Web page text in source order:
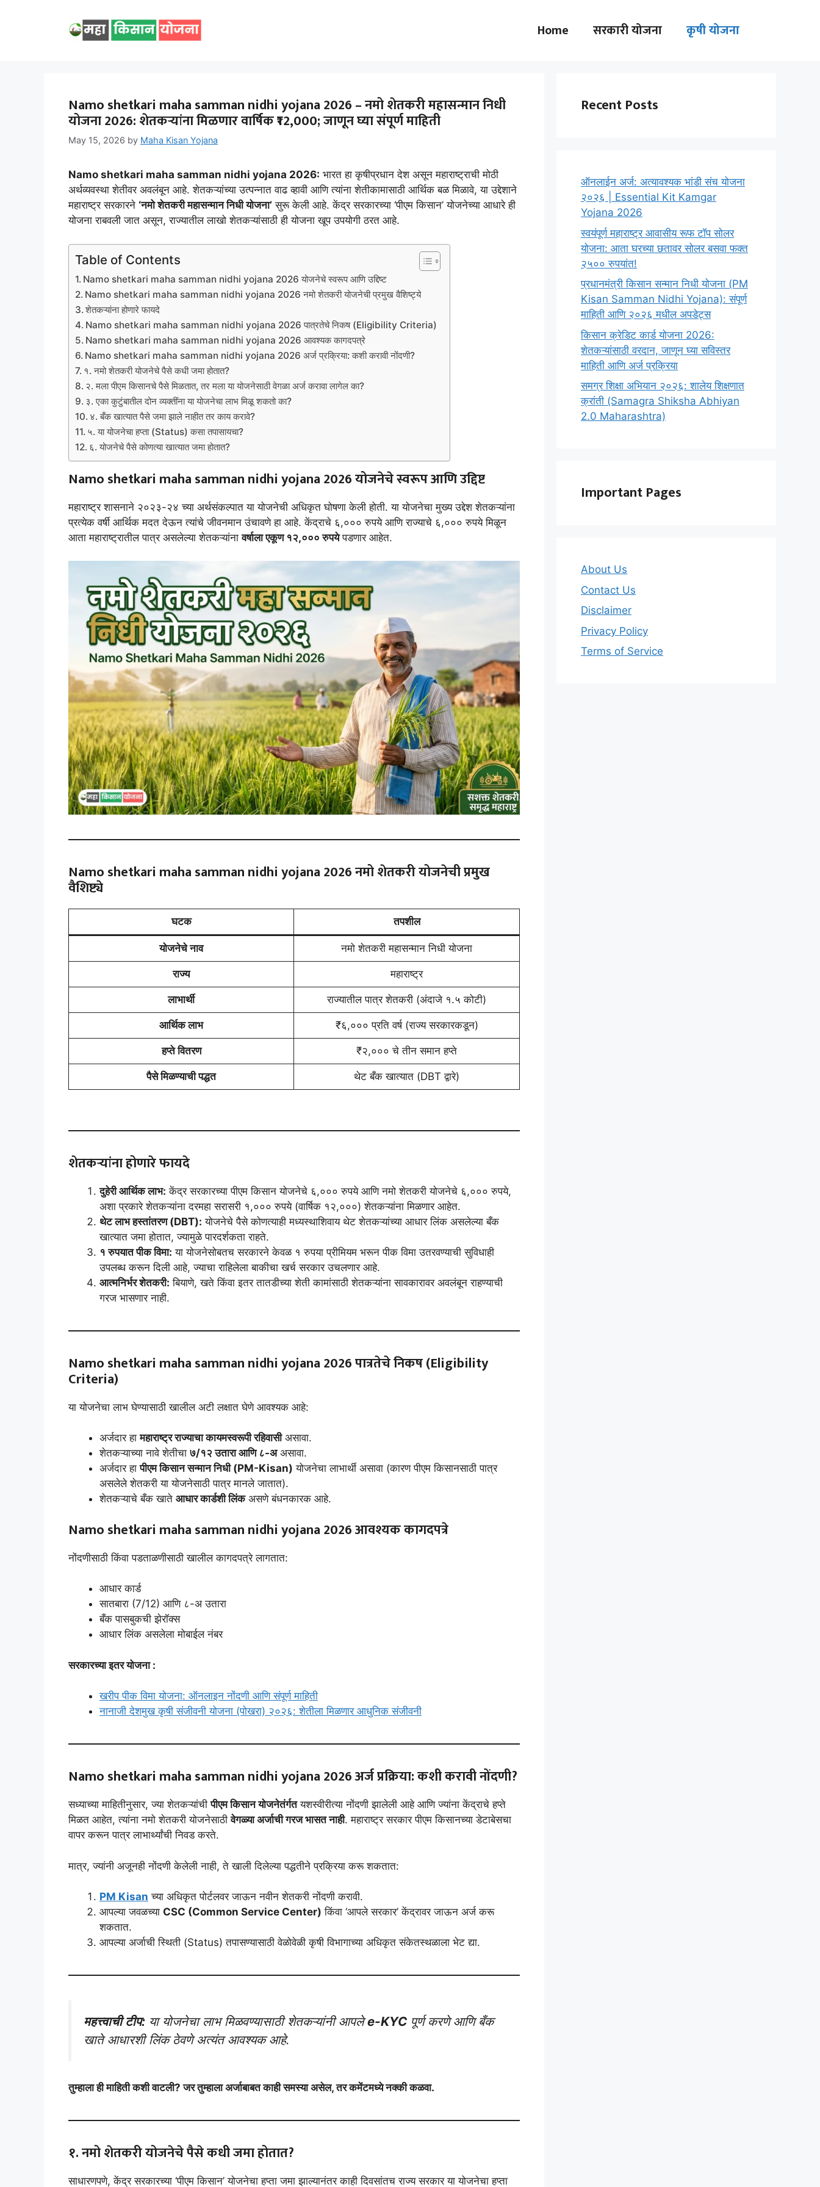
Home सरकारी योजना कृषी योजना
Namo shetkari maha samman nidhi yojana 2026 – नमो शेतकरी महासन्मान निधी
योजना 2026: शेतकऱ्यांना मिळणार वार्षिक ₹12,000; जाणून घ्या संपूर्ण माहिती
May 15, 2026 by Maha Kisan Yojana
Namo shetkari maha samman nidhi yojana 2026: भारत हा कृषीप्रधान देश असून महाराष्ट्राची मोठी
अर्थव्यवस्था शेतीवर अवलंबून आहे. शेतकऱ्यांच्या उत्पन्नात वाढ व्हावी आणि त्यांना शेतीकामासाठी आर्थिक बळ मिळावे, या उद्देशाने
महाराष्ट्र सरकारने ‘नमो शेतकरी महासन्मान निधी योजना’ सुरू केली आहे. केंद्र सरकारच्या ‘पीएम किसान’ योजनेच्या आधारे ही
योजना राबवली जात असून, राज्यातील लाखो शेतकऱ्यांसाठी ही योजना खूप उपयोगी ठरत आहे.
Table of Contents
Namo shetkari maha samman nidhi yojana 2026 योजनेचे स्वरूप आणि उद्दिष्ट
Namo shetkari maha samman nidhi yojana 2026 नमो शेतकरी योजनेची प्रमुख वैशिष्ट्ये
शेतकऱ्यांना होणारे फायदे
Namo shetkari maha samman nidhi yojana 2026 पात्रतेचे निकष (Eligibility Criteria)
Namo shetkari maha samman nidhi yojana 2026 आवश्यक कागदपत्रे
Namo shetkari maha samman nidhi yojana 2026 अर्ज प्रक्रिया: कशी करावी नोंदणी?
१. नमो शेतकरी योजनेचे पैसे कधी जमा होतात?
२. मला पीएम किसानचे पैसे मिळतात, तर मला या योजनेसाठी वेगळा अर्ज करावा लागेल का?
३. एका कुटुंबातील दोन व्यक्तींना या योजनेचा लाभ मिळू शकतो का?
४. बँक खात्यात पैसे जमा झाले नाहीत तर काय करावे?
५. या योजनेचा हप्ता (Status) कसा तपासायचा?
६. योजनेचे पैसे कोणत्या खात्यात जमा होतात?
Namo shetkari maha samman nidhi yojana 2026योजनेचे स्वरूप आणि उद्दिष्ट
महाराष्ट्र शासनाने २०२३-२४ च्या अर्थसंकल्पात या योजनेची अधिकृत घोषणा केली होती. या योजनेचा मुख्य उद्देश शेतकऱ्यांना
प्रत्येक वर्षी आर्थिक मदत देऊन त्यांचे जीवनमान उंचावणे हा आहे. केंद्राचे ६,००० रुपये आणि राज्याचे ६,००० रुपये मिळून
आता महाराष्ट्रातील पात्र असलेल्या शेतकऱ्यांनावर्षाला एकूण १२,००० रुपयेपडणार आहेत.
Namo shetkari maha samman nidhi yojana 2026नमो शेतकरी योजनेची प्रमुख
वैशिष्ट्ये
घटक तपशील
योजनेचे नाव नमो शेतकरी महासन्मान निधी योजना
राज्य महाराष्ट्र
लाभार्थी राज्यातील पात्र शेतकरी (अंदाजे १.५ कोटी)
आर्थिक लाभ ₹६,००० प्रति वर्ष (राज्य सरकारकडून)
हप्ते वितरण ₹२,००० चे तीन समान हप्ते
पैसे मिळण्याची पद्धत थेट बँक खात्यात (DBT द्वारे)
शेतकऱ्यांना होणारे फायदे
दुहेरी आर्थिक लाभ: केंद्र सरकारच्या पीएम किसान योजनेचे ६,००० रुपये आणि नमो शेतकरी योजनेचे ६,००० रुपये,
अशा प्रकारे शेतकऱ्यांना दरमहा सरासरी १,००० रुपये (वार्षिक १२,०००) शेतकऱ्यांना मिळणार आहेत.
थेट लाभ हस्तांतरण (DBT): योजनेचे पैसे कोणत्याही मध्यस्थाशिवाय थेट शेतकऱ्यांच्या आधार लिंक असलेल्या बँक
खात्यात जमा होतात, ज्यामुळे पारदर्शकता राहते.
१ रुपयात पीक विमा: या योजनेसोबतच सरकारने केवळ १ रुपया प्रीमियम भरून पीक विमा उतरवण्याची सुविधाही
उपलब्ध करून दिली आहे, ज्याचा राहिलेला बाकीचा खर्च सरकार उचलणार आहे.
आत्मनिर्भर शेतकरी: बियाणे, खते किंवा इतर तातडीच्या शेती कामांसाठी शेतकऱ्यांना सावकारावर अवलंबून राहण्याची
गरज भासणार नाही.
Namo shetkari maha samman nidhi yojana 2026पात्रतेचे निकष (Eligibility
Criteria)
या योजनेचा लाभ घेण्यासाठी खालील अटी लक्षात घेणे आवश्यक आहे:
अर्जदार हामहाराष्ट्र राज्याचा कायमस्वरूपी रहिवासीअसावा.
शेतकऱ्याच्या नावे शेतीचा ७/१२ उतारा आणि ८-अअसावा.
अर्जदार हापीएम किसान सन्मान निधी (PM-Kisan) योजनेचा लाभार्थी असावा (कारण पीएम किसानसाठी पात्र
असलेले शेतकरी या योजनेसाठी पात्र मानले जातात).
शेतकऱ्याचे बँक खाते आधार कार्डशी लिंकअसणे बंधनकारक आहे.
Namo shetkari maha samman nidhi yojana 2026आवश्यक कागदपत्रे
नोंदणीसाठी किंवा पडताळणीसाठी खालील कागदपत्रे लागतात:
आधार कार्ड
सातबारा (7/12) आणि ८-अ उतारा
बँक पासबुकची झेरॉक्स
आधार लिंक असलेला मोबाईल नंबर
सरकारच्या इतर योजना :
खरीप पीक विमा योजना: ऑनलाइन नोंदणी आणि संपूर्ण माहिती
नानाजी देशमुख कृषी संजीवनी योजना (पोखरा) २०२६: शेतीला मिळणार आधुनिक संजीवनी
Namo shetkari maha samman nidhi yojana 2026अर्ज प्रक्रिया: कशी करावी नोंदणी?
सध्याच्या माहितीनुसार, ज्या शेतकऱ्यांचीपीएम किसान योजनेतंर्गतयशस्वीरीत्या नोंदणी झालेली आहे आणि ज्यांना केंद्राचे हप्ते
मिळत आहेत, त्यांना नमो शेतकरी योजनेसाठीवेगळ्या अर्जाची गरज भासत नाही. महाराष्ट्र सरकार पीएम किसानच्या डेटाबेसचा
वापर करून पात्र लाभार्थ्यांची निवड करते.
मात्र, ज्यांनी अजूनही नोंदणी केलेली नाही, ते खाली दिलेल्या पद्धतीने प्रक्रिया करू शकतात:
PM Kisan च्या अधिकृत पोर्टलवर जाऊन नवीन शेतकरी नोंदणी करावी.
आपल्या जवळच्या CSC (Common Service Center) किंवा ‘आपले सरकार’ केंद्रावर जाऊन अर्ज करू
शकतात.
आपल्या अर्जाची स्थिती (Status) तपासण्यासाठी वेळोवेळी कृषी विभागाच्या अधिकृत संकेतस्थळाला भेट द्या.
महत्त्वाची टीप: या योजनेचा लाभ मिळवण्यासाठी शेतकऱ्यांनी आपलेe-KYC पूर्ण करणे आणि बँक
खाते आधारशी लिंक ठेवणे अत्यंत आवश्यक आहे.
तुम्हाला ही माहिती कशी वाटली? जर तुम्हाला अर्जाबाबत काही समस्या असेल, तर कमेंटमध्ये नक्की कळवा.
१. नमो शेतकरी योजनेचे पैसे कधी जमा होतात?
साधारणपणे, केंद्र सरकारच्या ‘पीएम किसान’ योजनेचा हप्ता जमा झाल्यानंतर काही दिवसांतच राज्य सरकार या योजनेचा हप्ता
Recent Posts
ऑनलाईन अर्ज: अत्यावश्यक भांडी संच योजना
२०२६ | Essential Kit Kamgar
Yojana 2026
स्वयंपूर्ण महाराष्ट्र आवासीय रूफ टॉप सोलर
योजना: आता घरच्या छतावर सोलर बसवा फक्त
२५०० रुपयांत!
प्रधानमंत्री किसान सन्मान निधी योजना (PM
Kisan Samman Nidhi Yojana): संपूर्ण
माहिती आणि २०२६ मधील अपडेट्स
किसान क्रेडिट कार्ड योजना 2026:
शेतकऱ्यांसाठी वरदान, जाणून घ्या सविस्तर
माहिती आणि अर्ज प्रक्रिया
समग्र शिक्षा अभियान २०२६: शालेय शिक्षणात
क्रांती (Samagra Shiksha Abhiyan
2.0 Maharashtra)
Important Pages
About Us
Contact Us
Disclaimer
Privacy Policy
Terms of Service